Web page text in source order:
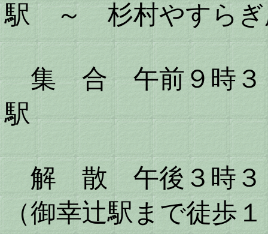
駅 ～ 杉村やすらぎ
集 合 午前９時３
駅
解 散 午後３時３
（御幸辻駅まで徒歩